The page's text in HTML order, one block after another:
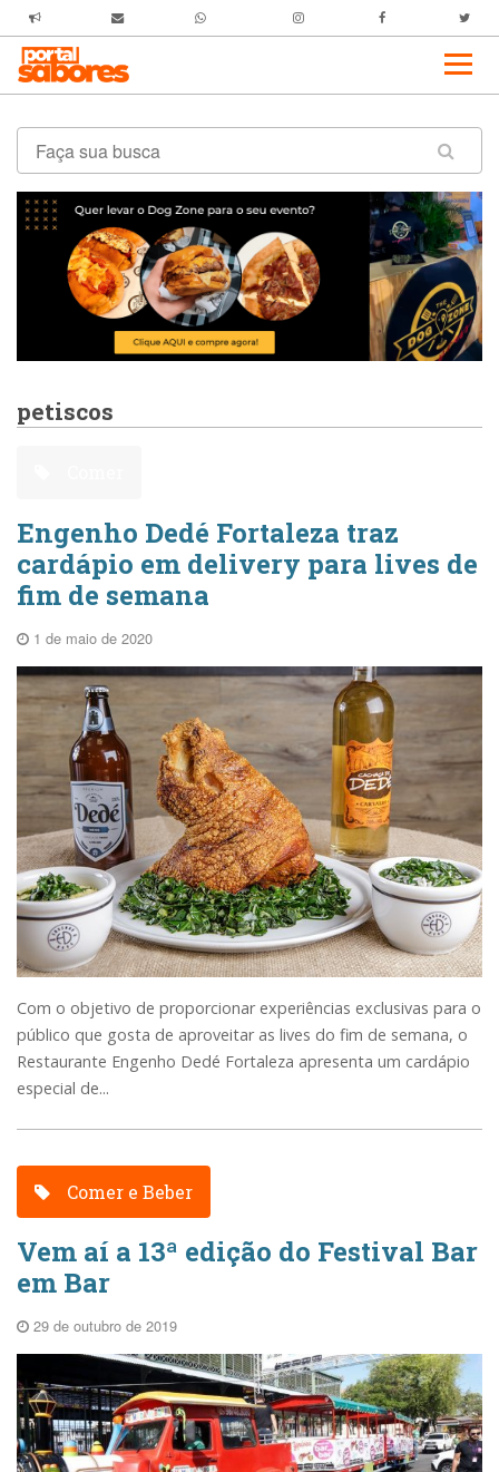
petiscos
Engenho Dedé Fortaleza traz
cardápio em delivery para lives de
fim de semana
1 de maio de 2020
Com o objetivo de proporcionar experiências exclusivas para o
público que gosta de aproveitar as lives do fim de semana, o
Restaurante Engenho Dedé Fortaleza apresenta um cardápio
especial de...
Comer e Beber
Vem aí a 13ª edição do Festival Bar
em Bar
29 de outubro de 2019